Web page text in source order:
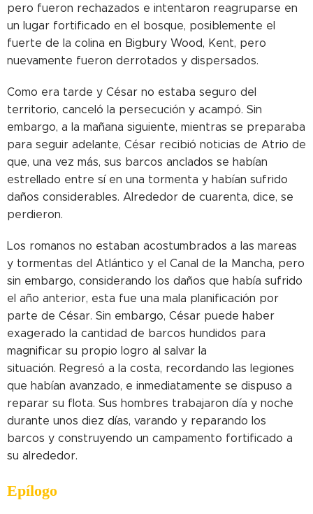
pero fueron rechazados e intentaron reagruparse en
un lugar fortificado en el bosque, posiblemente el
fuerte de la colina en Bigbury Wood, Kent, pero
nuevamente fueron derrotados y dispersados.
Como era tarde y César no estaba seguro del
territorio, canceló la persecución y acampó. Sin
embargo, a la mañana siguiente, mientras se preparaba
para seguir adelante, César recibió noticias de Atrio de
que, una vez más, sus barcos anclados se habían
estrellado entre sí en una tormenta y habían sufrido
daños considerables. Alrededor de cuarenta, dice, se
perdieron.
Los romanos no estaban acostumbrados a las mareas
y tormentas del Atlántico y el Canal de la Mancha, pero
sin embargo, considerando los daños que había sufrido
el año anterior, esta fue una mala planificación por
parte de César. Sin embargo, César puede haber
exagerado la cantidad de barcos hundidos para
magnificar su propio logro al salvar la
situación. Regresó a la costa, recordando las legiones
que habían avanzado, e inmediatamente se dispuso a
reparar su flota. Sus hombres trabajaron día y noche
durante unos diez días, varando y reparando los
barcos y construyendo un campamento fortificado a
su alrededor.
Epílogo